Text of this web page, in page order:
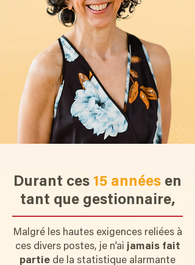
Durant ces 15 années en
tant que gestionnaire,
Malgré les hautes exigences reliées à
ces divers postes, je n’ai jamais fait
partie de la statistique alarmante